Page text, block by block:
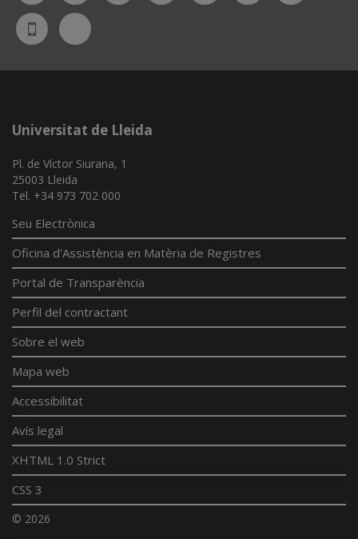
UdL
App
Bluesky
Universitat de Lleida
Pl. de Víctor Siurana, 1
25003 Lleida
Tel. +34 973 702 000
Seu Electrònica
Oficina d'Assistència en Matèria de Registres
Portal de Transparència
Perfil del contractant
Sobre el web
Mapa web
Accessibilitat
Avís legal
XHTML 1.0 Strict
CSS 3
© 2026